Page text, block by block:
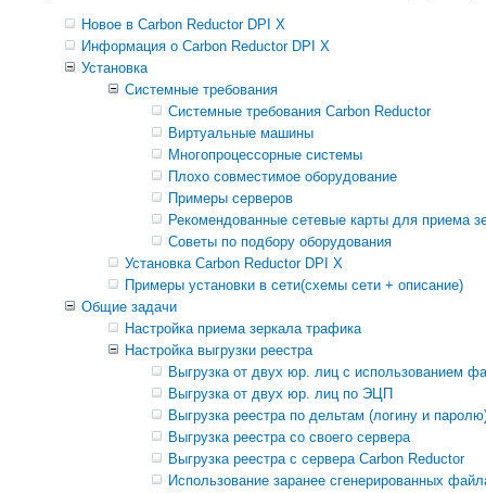
Новое в Carbon Reductor DPI X
Информация о Carbon Reductor DPI X
Установка
Системные требования
Системные требования Carbon Reductor
Виртуальные машины
Многопроцессорные системы
Плохо совместимое оборудование
Примеры серверов
Рекомендованные сетевые карты для приема
Советы по подбору оборудования
Установка Carbon Reductor DPI X
Примеры установки в сети(схемы сети + описание)
Общие задачи
Настройка приема зеркала трафика
Настройка выгрузки реестра
Выгрузка от двух юр. лиц c использованием
Выгрузка от двух юр. лиц по ЭЦП
Выгрузка реестра по дельтам (логину и
Выгрузка реестра со своего сервера
Выгрузка реестра с сервера Carbon Reductor
Использование заранее сгенерированных